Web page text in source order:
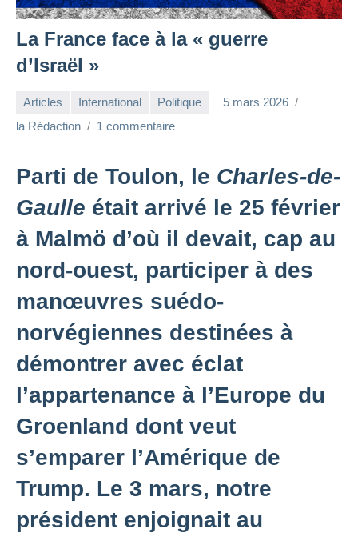
La France face à la « guerre
d’Israël »
Articles International Politique
5 mars 2026
la Rédaction
1 commentaire
Parti de Toulon, le Charles-de-
Gaulle était arrivé le 25 février
à Malmö d’où il devait, cap au
nord-ouest, participer à des
manœuvres suédo-
norvégiennes destinées à
démontrer avec éclat
l’appartenance à l’Europe du
Groenland dont veut
s’emparer l’Amérique de
Trump. Le 3 mars, notre
président enjoignait au